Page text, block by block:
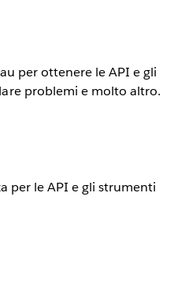
per ottenere le API e gli
problemi e molto altro.
per le API e gli strumenti